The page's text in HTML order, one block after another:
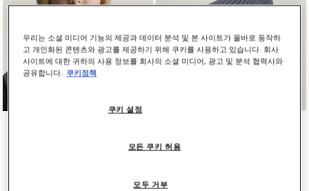
우리는 소셜 미디어 기능의 제공과 데이터 분석 및 본 사이트가 올바로 동작하
고 개인화된 콘텐츠와 광고를 제공하기 위해 쿠키를 사용하고 있습니다. 회사
사이트에 대한 귀하의 사용 정보를 회사의 소셜 미디어, 광고 및 분석 협력사와
공유합니다.
쿠키정책
쿠키 설정
모두 거부
모든 쿠키 허용